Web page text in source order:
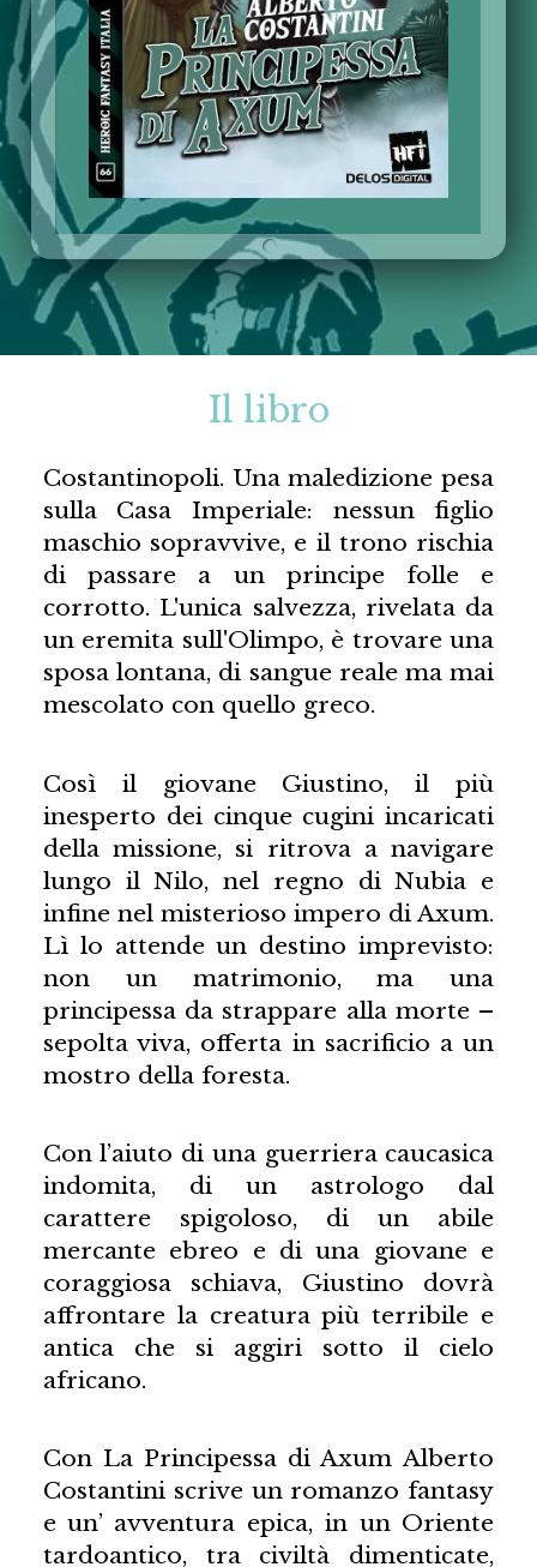
Il libro
Costantinopoli. Una maledizione pesa
sulla Casa Imperiale: nessun figlio
maschio sopravvive, e il trono rischia
di passare a un principe folle e
corrotto. L'unica salvezza, rivelata da
un eremita sull'Olimpo, è trovare una
sposa lontana, di sangue reale ma mai
mescolato con quello greco.
Così il giovane Giustino, il più
inesperto dei cinque cugini incaricati
della missione, si ritrova a navigare
lungo il Nilo, nel regno di Nubia e
infine nel misterioso impero di Axum.
Lì lo attende un destino imprevisto:
non un matrimonio, ma una
principessa da strappare alla morte –
sepolta viva, offerta in sacrificio a un
mostro della foresta.
Con l’aiuto di una guerriera caucasica
indomita, di un astrologo dal
carattere spigoloso, di un abile
mercante ebreo e di una giovane e
coraggiosa schiava, Giustino dovrà
affrontare la creatura più terribile e
antica che si aggiri sotto il cielo
africano.
Con La Principessa di Axum Alberto
Costantini scrive un romanzo fantasy
e un’ avventura epica, in un Oriente
tardoantico, tra civiltà dimenticate,